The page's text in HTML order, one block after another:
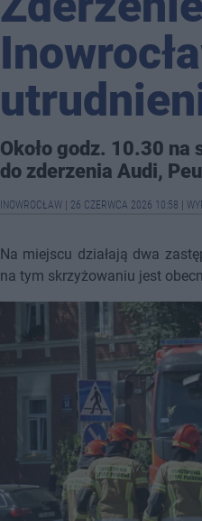
Około godz. 10.30
do zderzenia Audi,
INOWROCŁAW 26 CZERWCA 2026 10:58
Na miejscu działają dwa
na tym skrzyżowaniu jest